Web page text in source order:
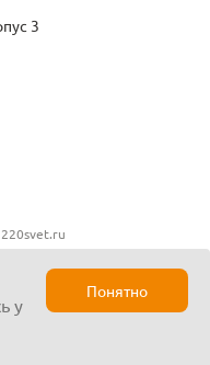
3
у
Понятно